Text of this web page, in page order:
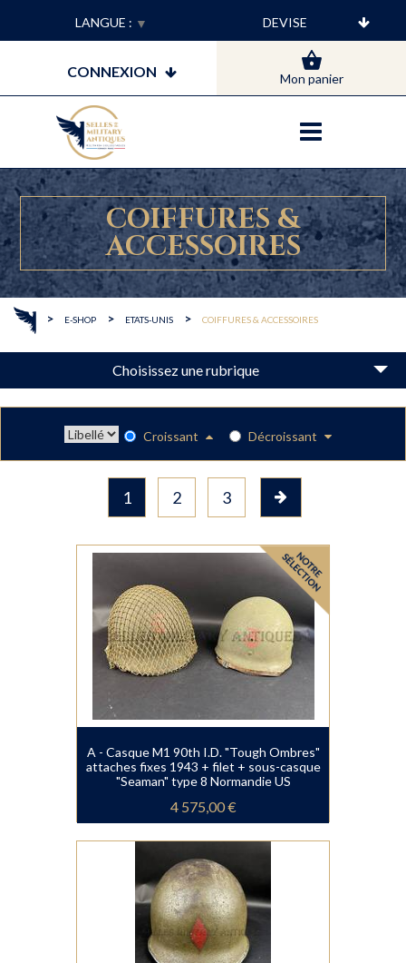
LANGUE : ▼
CONNEXION Mon panier
COIFFURES &
ACCESSOIRES
> E-SHOP> ETATS-UNIS> COIFFURES & ACCESSOIRES
Choisissez une rubrique
Croissant Décroissant
1 2 3
A - Casque M1 90th I.D. "Tough Ombres"
attaches fixes 1943 + filet + sous-casque
"Seaman" type 8 Normandie US
4 575,00 €